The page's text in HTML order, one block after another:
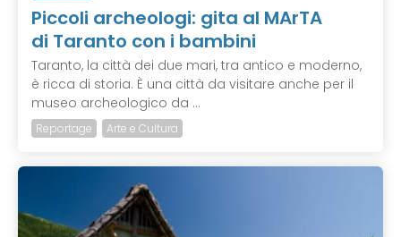
Piccoli archeologi: gita al MArTA
di Taranto con i bambini
Taranto, la città dei due mari, tra antico e moderno,
è ricca di storia. È una città da visitare anche per il
museo archeologico da ...
Reportage Arte e Cultura